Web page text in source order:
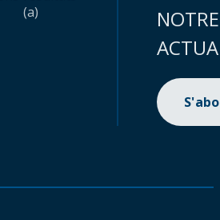
(a)
NOTRE